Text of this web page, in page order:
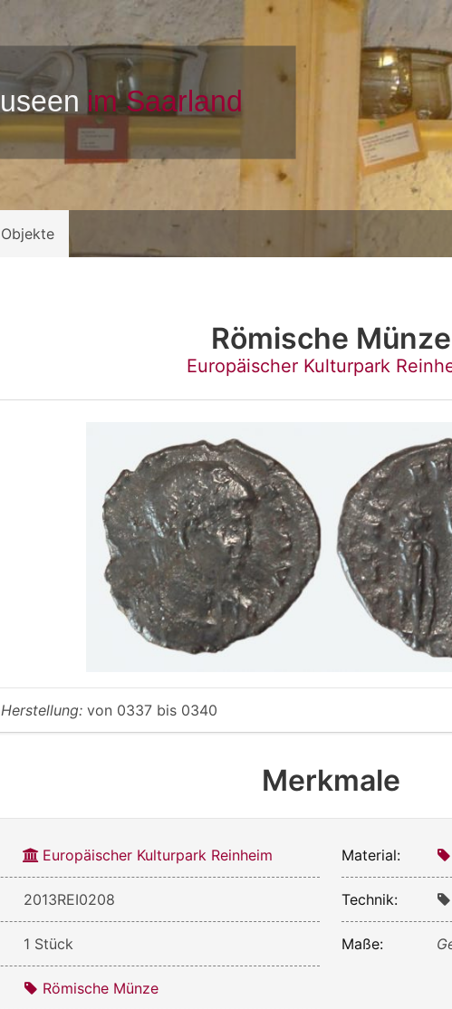
Objekte
Römische Münze
Europäischer Kulturpark
Herstellung: von 0337 bis 0340
Merkmale
Europäischer Kulturpark Reinheim
2013REI0208
1 Stück
Römische Münze
Material:
Technik:
Maße: